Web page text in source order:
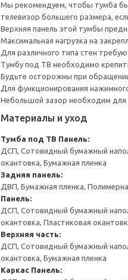
Мы рекомендуем, чтобы тумба
телевизор большего размера,
Верхняя панель этой тумбы
Максимальная нагрузка на
Для различного типа стен
Тумбу под ТВ необходимо
Будьте осторожны при
Для функционирования
Небольшой зазор необходим для
Материалы и уход
Тумба под ТВ Панель:
ДСП, Сотовидный бумажный
окантовка, Бумажная пленка
Задняя панель:
ДВП, Бумажная пленка,
Панель:
ДСП, Сотовидный бумажный
окантовка, Пластиковая
Верхняя часть:
ДСП, Сотовидный бумажный
окантовка, Бумажная пленка
Каркас Панель: